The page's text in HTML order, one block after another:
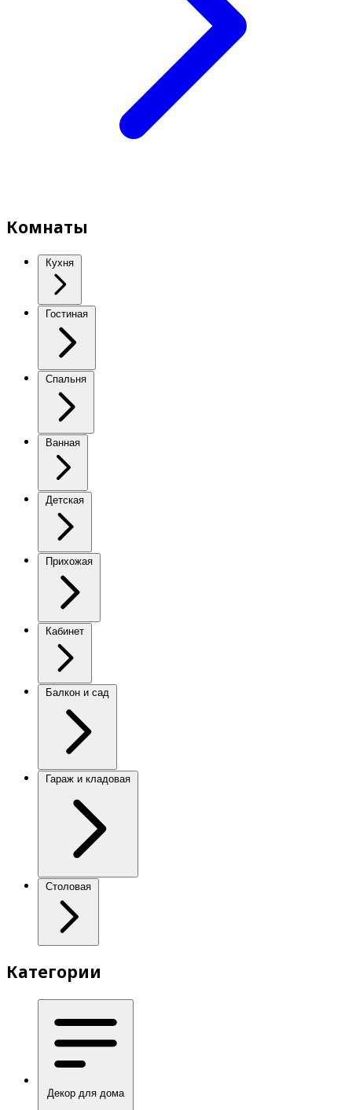
Комнаты
Кухня
Гостиная
Спальня
Ванная
Детская
Прихожая
Кабинет
Балкон и сад
Гараж и кладовая
Столовая
Категории
Декор для дома